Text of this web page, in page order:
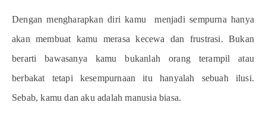
Dengan mengharapkan diri kamu menjadi sempurna hanya
akan membuat kamu merasa kecewa dan frustrasi. Bukan
berarti bawasanya kamu bukanlah orang terampil atau
berbakat tetapi kesempurnaan itu hanyalah sebuah ilusi.
Sebab, kamu dan aku adalah manusia biasa.